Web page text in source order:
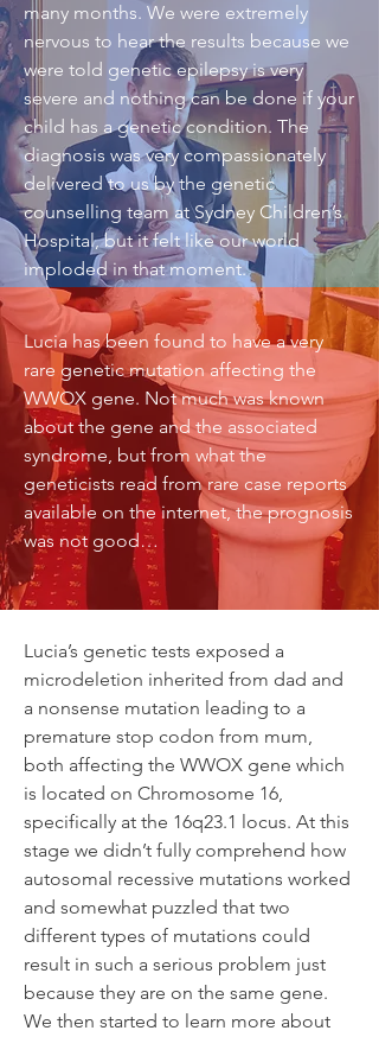
many months. We were extremely
nervous to hear the results because we
were told genetic epilepsy is very
severe and nothing can be done if your
child has a genetic condition. The
diagnosis was very compassionately
delivered to us by the genetic
counselling team at Sydney Children’s
Hospital, but it felt like our world
imploded in that moment.
Lucia has been found to have a very
rare genetic mutation affecting the
WWOX gene. Not much was known
about the gene and the associated
syndrome, but from what the
geneticists read from rare case reports
available on the internet, the prognosis
was not good…
Lucia’s genetic tests exposed a
microdeletion inherited from dad and
a nonsense mutation leading to a
premature stop codon from mum,
both affecting the WWOX gene which
is located on Chromosome 16,
specifically at the 16q23.1 locus. At this
stage we didn’t fully comprehend how
autosomal recessive mutations worked
and somewhat puzzled that two
different types of mutations could
result in such a serious problem just
because they are on the same gene.
We then started to learn more about